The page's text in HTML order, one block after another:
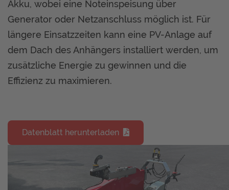
Akku, wobei eine Noteinspeisung über
Generator oder Netzanschluss möglich ist. Für
längere Einsatzzeiten kann eine PV-Anlage auf
dem Dach des Anhängers installiert werden, um
zusätzliche Energie zu gewinnen und die
Effizienz zu maximieren.
Datenblatt herunterladen